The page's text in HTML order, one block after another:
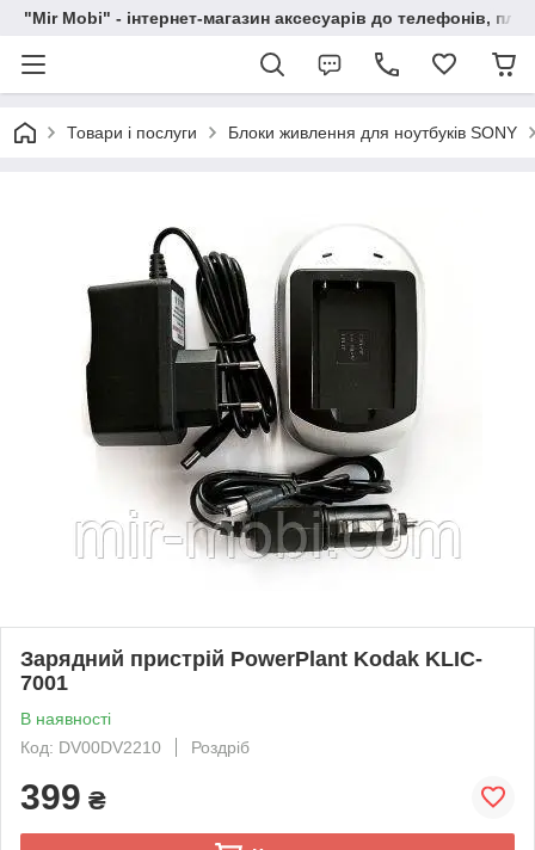
"Mir Mobi" - інтернет-магазин аксесуарів до телефонів,
Товари і послуги Блоки живлення для ноутбуків SONY
Зарядний пристрій PowerPlant Kodak KLIC-
7001
В наявності
Код: DV00DV2210
Роздріб
399 ₴